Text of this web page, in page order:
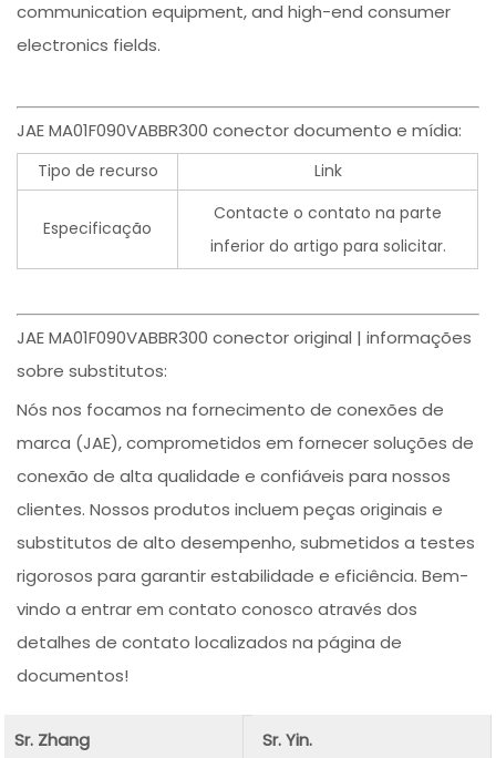
communication equipment, and high-end consumer
electronics fields.
JAE MA01F090VABBR300 conector documento e mídia:
Tipo de recurso Link
Especificação
Contacte o contato na parte
inferior do artigo para solicitar.
JAE MA01F090VABBR300 conector original | informações
sobre substitutos:
Nós nos focamos na fornecimento de conexões de
marca (JAE), comprometidos em fornecer soluções de
conexão de alta qualidade e confiáveis para nossos
clientes. Nossos produtos incluem peças originais e
substitutos de alto desempenho, submetidos a testes
rigorosos para garantir estabilidade e eficiência. Bem-
vindo a entrar em contato conosco através dos
detalhes de contato localizados na página de
documentos!
Sr. Zhang
Sr. Yin.